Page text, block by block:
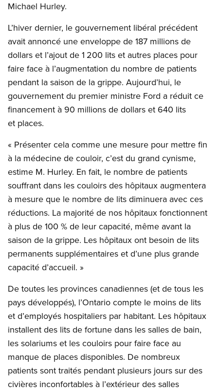
Michael Hurley.
L’hiver dernier, le gouvernement libéral précédent
avait annoncé une enveloppe de 187 millions de
dollars et l’ajout de 1 200 lits et autres places pour
faire face à l’augmentation du nombre de patients
pendant la saison de la grippe. Aujourd’hui, le
gouvernement du premier ministre Ford a réduit ce
financement à 90 millions de dollars et 640 lits
et places.
« Présenter cela comme une mesure pour mettre fin
à la médecine de couloir, c’est du grand cynisme,
estime M. Hurley. En fait, le nombre de patients
souffrant dans les couloirs des hôpitaux augmentera
à mesure que le nombre de lits diminuera avec ces
réductions. La majorité de nos hôpitaux fonctionnent
à plus de 100 % de leur capacité, même avant la
saison de la grippe. Les hôpitaux ont besoin de lits
permanents supplémentaires et d’une plus grande
capacité d’accueil. »
De toutes les provinces canadiennes (et de tous les
pays développés), l’Ontario compte le moins de lits
et d’employés hospitaliers par habitant. Les hôpitaux
installent des lits de fortune dans les salles de bain,
les solariums et les couloirs pour faire face au
manque de places disponibles. De nombreux
patients sont traités pendant plusieurs jours sur des
civières inconfortables à l’extérieur des salles